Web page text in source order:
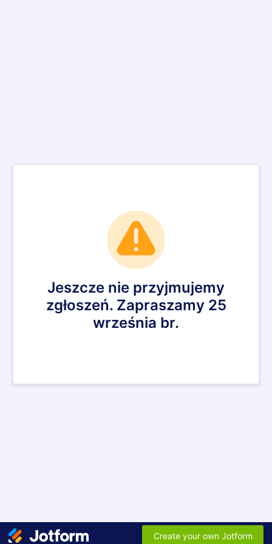
Jeszcze nie przyjmujemy
zgłoszeń. Zapraszamy 25
września br.
Create your own Jotform